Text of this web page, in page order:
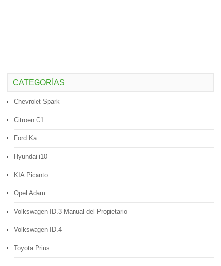
CATEGORÍAS
Chevrolet Spark
Citroen C1
Ford Ka
Hyundai i10
KIA Picanto
Opel Adam
Volkswagen ID.3 Manual del Propietario
Volkswagen ID.4
Toyota Prius